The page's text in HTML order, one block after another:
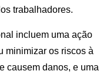
trabalhadores.
incluem uma ação
minimizar os riscos à
causem danos, e uma